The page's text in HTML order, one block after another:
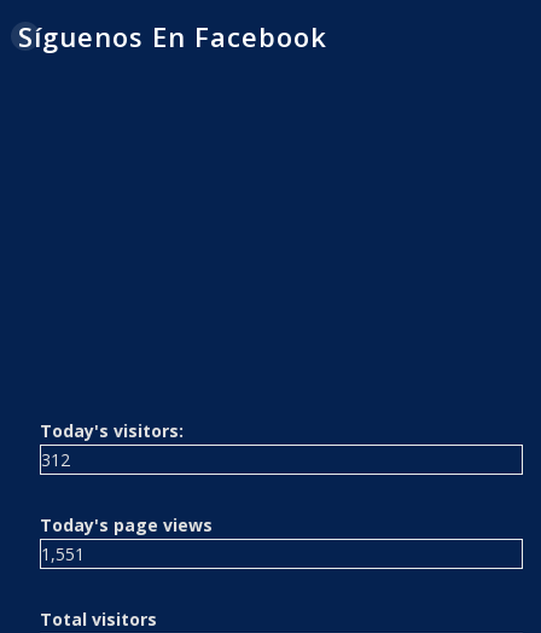
Síguenos En Facebook
Today's visitors:
312
Today's page views
1,551
Total visitors